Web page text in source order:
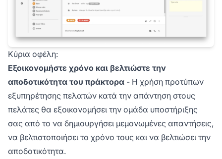
Κύρια οφέλη:
Εξοικονομήστε χρόνο και βελτιώστε την
αποδοτικότητα του πράκτορα - Η χρήση προτύπων
εξυπηρέτησης πελατών κατά την απάντηση στους
πελάτες θα εξοικονομήσει την ομάδα υποστήριξης
σας από το να δημιουργήσει μεμονωμένες απαντήσεις,
να βελτιστοποιήσει το χρόνο τους και να βελτιώσει την
αποδοτικότητα.